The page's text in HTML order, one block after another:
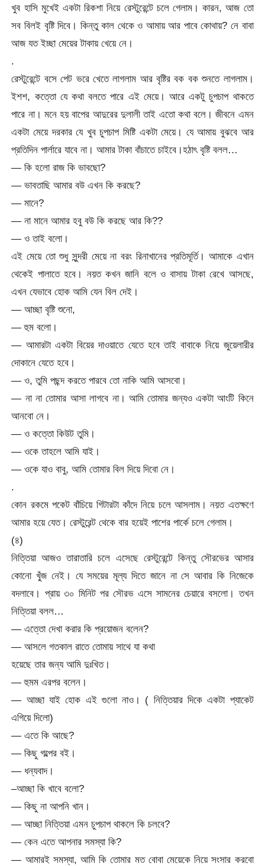
খুব হাসি মুখেই একটা রিকশা নিয়ে রেস্টুরেন্টে চলে গেলাম। কারন, আজ তো
সব বিলই বৃষ্টি দিবে। কিন্তু কাল থেকে ও আমায় আর পাবে কোথায়? নে বাবা
আজ যত ইচ্ছা মেয়ের টাকায় খেয়ে নে।
.
রেস্টুরেন্টে বসে পেট ভরে খেতে লাগলাম আর বৃষ্টির বক বক শুনতে লাগলাম।
ইশশ, কত্তো যে কথা বলতে পারে এই মেয়ে। আরে একটু চুপচাপ থাকতে
পারে না। মনে হয় বাপের আদুরের দুলালী তাই এতো কথা বলে। জীবনে এমন
একটা মেয়ে দরকার যে খুব চুপচাপ মিষ্টি একটা মেয়ে। যে আমায় বুঝবে আর
প্রতিদিন পার্লারে যাবে না। আমার টাকা বাঁচাতে চাইবে।হঠাৎ বৃষ্টি বলল…
— কি হলো রাজ কি ভাবছো?
— ভাবতাছি আমার বউ এখন কি করছে?
— মানে?
— না মানে আমার হবু বউ কি করছে আর কি??
— ও তাই বলো।
এই মেয়ে তো শুধু সুন্দরী মেয়ে না বরং রিনাখানের প্রতিমূর্তি। আমাকে এখান
থেকেই পালাতে হবে। নয়ত কখন জানি বলে ও বাসায় টাকা রেখে আসছে,
এখন যেভাবে হোক আমি যেন বিল দেই।
— আচ্ছা বৃষ্টি শুনো,
— হুম বলো।
— আমারটা একটা বিয়ের দাওয়াতে যেতে হবে তাই বাবাকে নিয়ে জুয়েলারীর
দোকানে যেতে হবে।
— ও, তুমি পছন্দ করতে পারবে তো নাকি আমি আসবো।
— না না তোমার আসা লাগবে না। আমি তোমার জন্যও একটা আংটি কিনে
আনবো নে।
— ও কত্তো কিউট তুমি।
— ওকে তাহলে আমি যাই।
— ওকে যাও বাবু, আমি তোমার বিল দিয়ে দিবো নে।
.
কোন রকমে পকেট বাঁচিয়ে গিটারটা কাঁদে নিয়ে চলে আসলাম। নয়ত এতক্ষণে
আমার হয়ে যেত। রেস্টুরেন্ট থেকে বার হয়েই পাশের পার্কে চলে গেলাম।
(৪)
নিত্তিয়া আজও তারাতারি চলে এসেছে রেস্টুরেন্টে কিন্তু সৌরভের আসার
কোনো খু্ঁজ নেই। যে সময়ের মূল্য দিতে জানে না সে আবার কি নিজেকে
বদলাবে। প্রায় ৩০ মিনিট পর সৌরভ এসে সামনের চেয়ারে বসলো। তখন
নিত্তিয়া বলল…
— এত্তো দেখা করার কি প্রয়োজন বলেন?
— আসলে গতকাল রাতে তোমায় সাথে যা কথা
হয়েছে তার জন্য আমি দুঃখিত।
— হুমম এরপর বলেন।
— আচ্ছা যাই হোক এই গুলো নাও। ( নিত্তিয়ার দিকে একটা প্যাকেট
এগিয়ে দিলো)
— এতে কি আছে?
— কিছু গল্পের বই।
— ধন্যবাদ।
–আচ্ছা কি খাবে বলো?
— কিছু না আপনি খান।
— আচ্ছা নিত্তিয়া এমন চুপচাপ থাকলে কি চলবে?
— কেন এতে আপনার সমস্যা কি?
— আমারই সমস্যা, আমি কি তোমার মত বোবা মেয়েকে নিয়ে সংসার করবো